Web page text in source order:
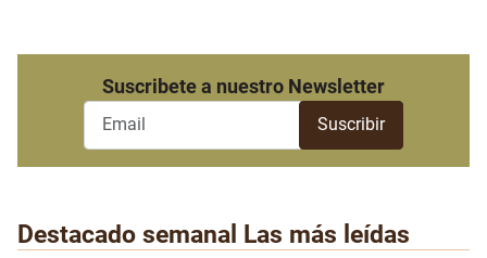
Suscribete a nuestro Newsletter
Destacado semanal Las más leídas